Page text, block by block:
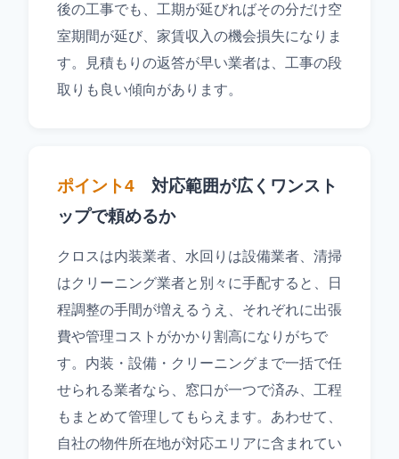
後の工事でも、工期が延びればその分だけ空
室期間が延び、家賃収入の機会損失になりま
す。見積もりの返答が早い業者は、工事の段
取りも良い傾向があります。
ポイント4 対応範囲が広くワンスト
ップで頼めるか
クロスは内装業者、水回りは設備業者、清掃
はクリーニング業者と別々に手配すると、日
程調整の手間が増えるうえ、それぞれに出張
費や管理コストがかかり割高になりがちで
す。内装・設備・クリーニングまで一括で任
せられる業者なら、窓口が一つで済み、工程
もまとめて管理してもらえます。あわせて、
自社の物件所在地が対応エリアに含まれてい